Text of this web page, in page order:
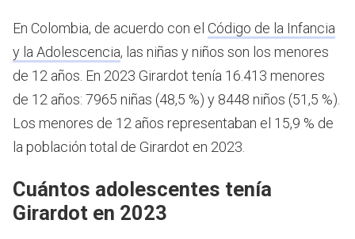
En Colombia, de acuerdo con el Código de la Infancia
y la Adolescencia, las niñas y niños son los menores
de 12 años. En 2023 Girardot tenía 16.413 menores
de 12 años: 7965 niñas (48,5 %) y 8448 niños (51,5 %).
Los menores de 12 años representaban el 15,9 % de
la población total de Girardot en 2023.
Cuántos adolescentes tenía
Girardot en 2023